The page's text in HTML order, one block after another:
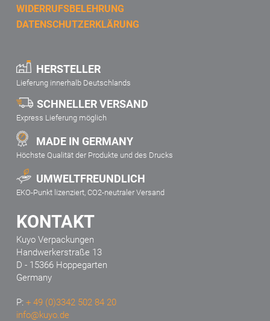
WIDERRUFSBELEHRUNG
DATENSCHUTZERKLÄRUNG
HERSTELLER
Lieferung innerhalb Deutschlands
SCHNELLER VERSAND
Express Lieferung möglich
MADE IN GERMANY
Höchste Qualität der Produkte und des Drucks
UMWELTFREUNDLICH
EKO-Punkt lizenziert, CO2-neutraler Versand
KONTAKT
Kuyo Verpackungen
Handwerkerstraße 13
D - 15366 Hoppegarten
Germany
P: + 49 (0)3342 502 84 20
info@kuyo.de